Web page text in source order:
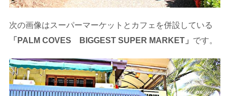
次の画像はスーパーマーケットとカフェを併設している
「PALM COVES BIGGEST SUPER MARKET」 です。